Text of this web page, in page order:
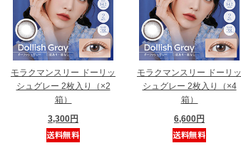
モラクマンスリー ドーリッ
シュグレー 2枚入り（×2
箱）
3,300円
モラクマンスリー ドーリッ
シュグレー 2枚入り（×4
箱）
6,600円